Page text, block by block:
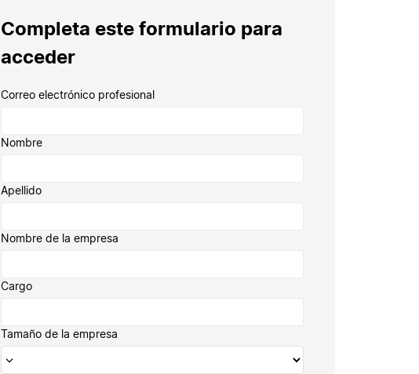
Completa este formulario para
acceder
Correo electrónico profesional
Nombre
Apellido
Nombre de la empresa
Cargo
Tamaño de la empresa